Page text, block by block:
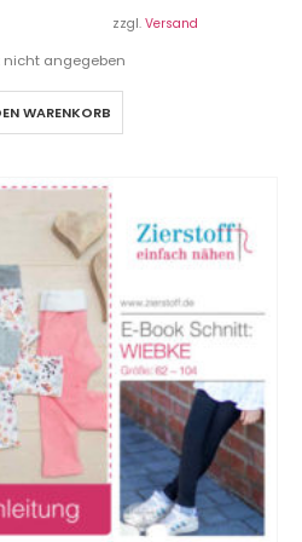
zzgl. Versand
nicht angegeben
WARENKORB